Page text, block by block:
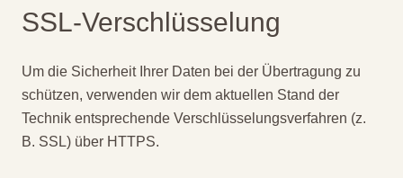
SSL-Verschlüsselung
Um die Sicherheit Ihrer Daten bei der Übertragung zu
schützen, verwenden wir dem aktuellen Stand der
Technik entsprechende Verschlüsselungsverfahren (z.
B. SSL) über HTTPS.